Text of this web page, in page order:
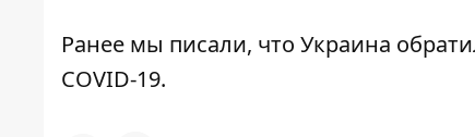
Ранее мы писали, что Украина
COVID-19.